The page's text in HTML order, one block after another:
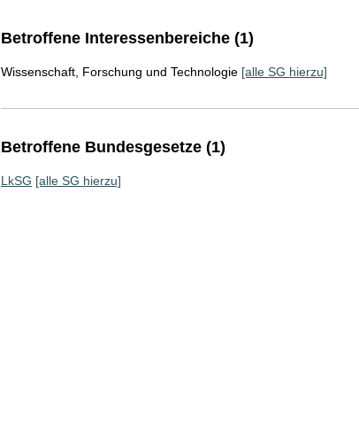
Betroffene Interessenbereiche (1)
Wissenschaft, Forschung und Technologie [alle SG hierzu]
Betroffene Bundesgesetze (1)
LkSG [alle SG hierzu]